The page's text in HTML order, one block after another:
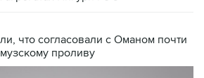
что согласовали с Оманом почти
проливу